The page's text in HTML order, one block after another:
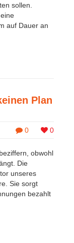
sollen.
auf Dauer an
Plan
0 0
obwohl
Die
unseres
Sie sorgt
bezahlt